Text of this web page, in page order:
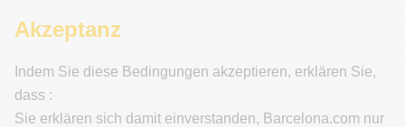
Akzeptanz
Indem Sie diese Bedingungen akzeptieren, erklären Sie,
dass :
Sie erklären sich damit einverstanden, Barcelona.com nur